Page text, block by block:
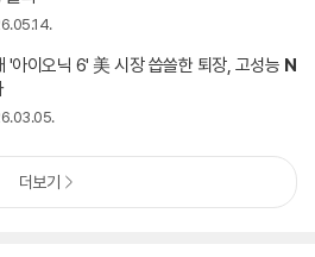
'아이오닉 6' 美 시장 씁쓸한 퇴장, 고성능 N
더보기